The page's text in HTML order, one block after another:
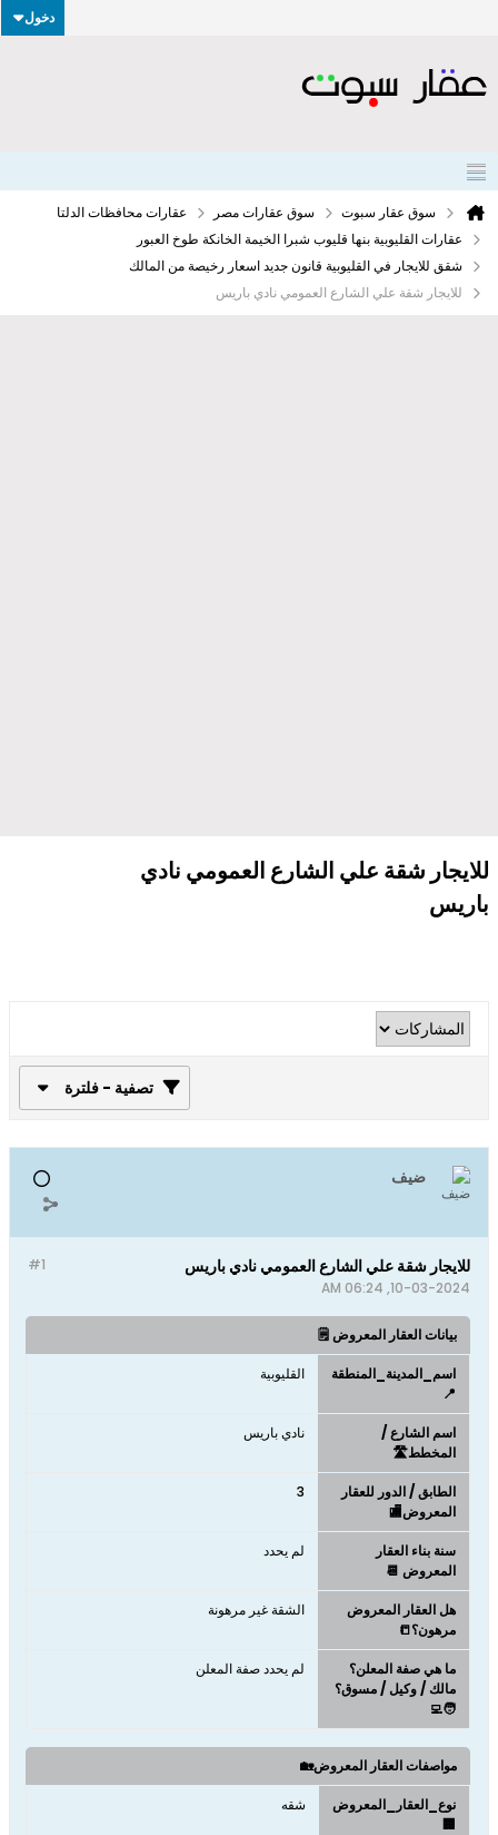
دخول
سوق عقار سبوت سوق عقارات مصر
عقارات محافظات الدلتا
عقارات القليوبية بنها قليوب شبرا الخيمة الخانكة طوخ العبور
شقق للايجار في القليوبية قانون جديد اسعار رخيصة من المالك
للايجار شقة علي الشارع العمومي نادي باريس
للايجار شقة علي الشارع العمومي نادي
باريس
تصفية - فلترة
ضيف
#1 للايجار شقة علي الشارع العمومي نادي باريس
10-03-2024, 06:24 AM
بيانات العقار المعروض 🗒️
اسم_المدينة_المنطقة
📍
القليوبية
اسم الشارع /
المخطط🛣️
نادي باريس
الطابق / الدور للعقار
المعروض🏬
3
سنة بناء العقار
المعروض 📆
لم يحدد
هل العقار المعروض
مرهون؟📒
الشقة غير مرهونة
ما هي صفة المعلن؟
مالك / وكيل / مسوق؟
🧑‍💻
لم يحدد صفة المعلن
مواصفات العقار المعروض🏡
نوع_العقار_المعروض
🏢
شقه